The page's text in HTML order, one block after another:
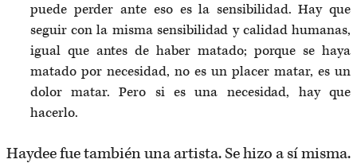
puede perder ante eso es la sensibilidad. Hay que
seguir con la misma sensibilidad y calidad humanas,
igual que antes de haber matado; porque se haya
matado por necesidad, no es un placer matar, es un
dolor matar. Pero si es una necesidad, hay que
hacerlo.
Haydee fue también una artista. Se hizo a sí misma.